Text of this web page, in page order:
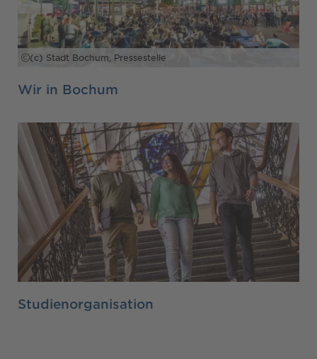
(c) Stadt Bochum, Pressestelle
Wir in Bochum
Studienorganisation